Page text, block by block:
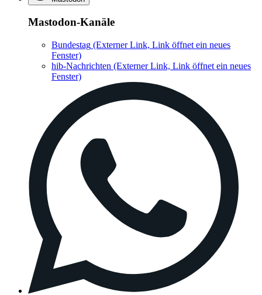
Mastodon-Kanäle
Bundestag (Externer Link, Link öffnet ein neues
Fenster)
hib-Nachrichten (Externer Link, Link öffnet ein neues
Fenster)